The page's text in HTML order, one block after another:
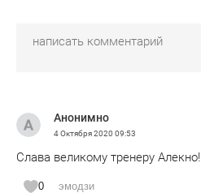
Анонимно
4 Октября 2020 09:53
Слава великому тренеру Алекно!
0 эмодзи